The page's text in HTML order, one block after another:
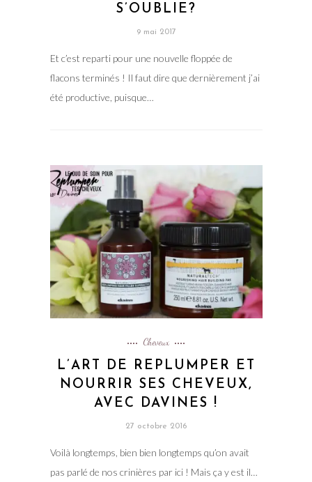
S’OUBLIE?
9 mai 2017
Et c’est reparti pour une nouvelle floppée de
flacons terminés ! Il faut dire que dernièrement j’ai
été productive, puisque…
Cheveux
L’ART DE REPLUMPER ET
NOURRIR SES CHEVEUX,
AVEC DAVINES !
27 octobre 2016
Voilà longtemps, bien bien longtemps qu’on avait
pas parlé de nos crinières par ici ! Mais ça y est il…